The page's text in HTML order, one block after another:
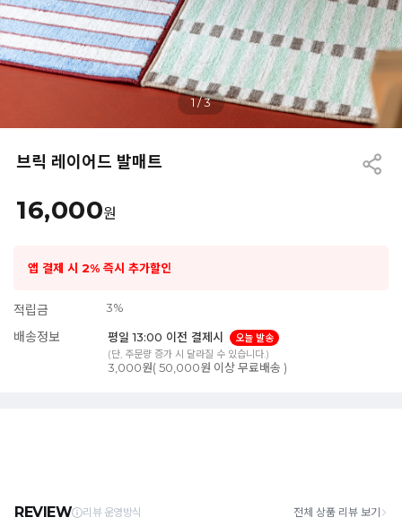
1/3
브릭 레이어드 발매트
16,000원
앱 결제 시 2% 즉시 추가할인
적립금 3%
배송정보 평일 13:00 이전 결제시
오늘 발송
(단, 주문량 증가 시 달라질 수 있습니다.)
3,000원( 50,000원 이상 무료배송 )